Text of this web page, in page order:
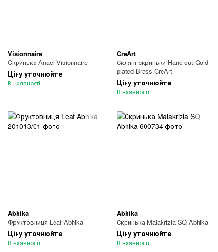
Visionnaire
Cкринька Anael Visionnaire
Ціну уточнюйте
В наявності
CreArt
Скляні скриньки Hand cut Gold
plated Brass CreArt
Ціну уточнюйте
В наявності
Abhika
Фруктовниця Leaf Abhika
Ціну уточнюйте
В наявності
Abhika
Скринька Malakrizia SQ Abhika
Ціну уточнюйте
В наявності